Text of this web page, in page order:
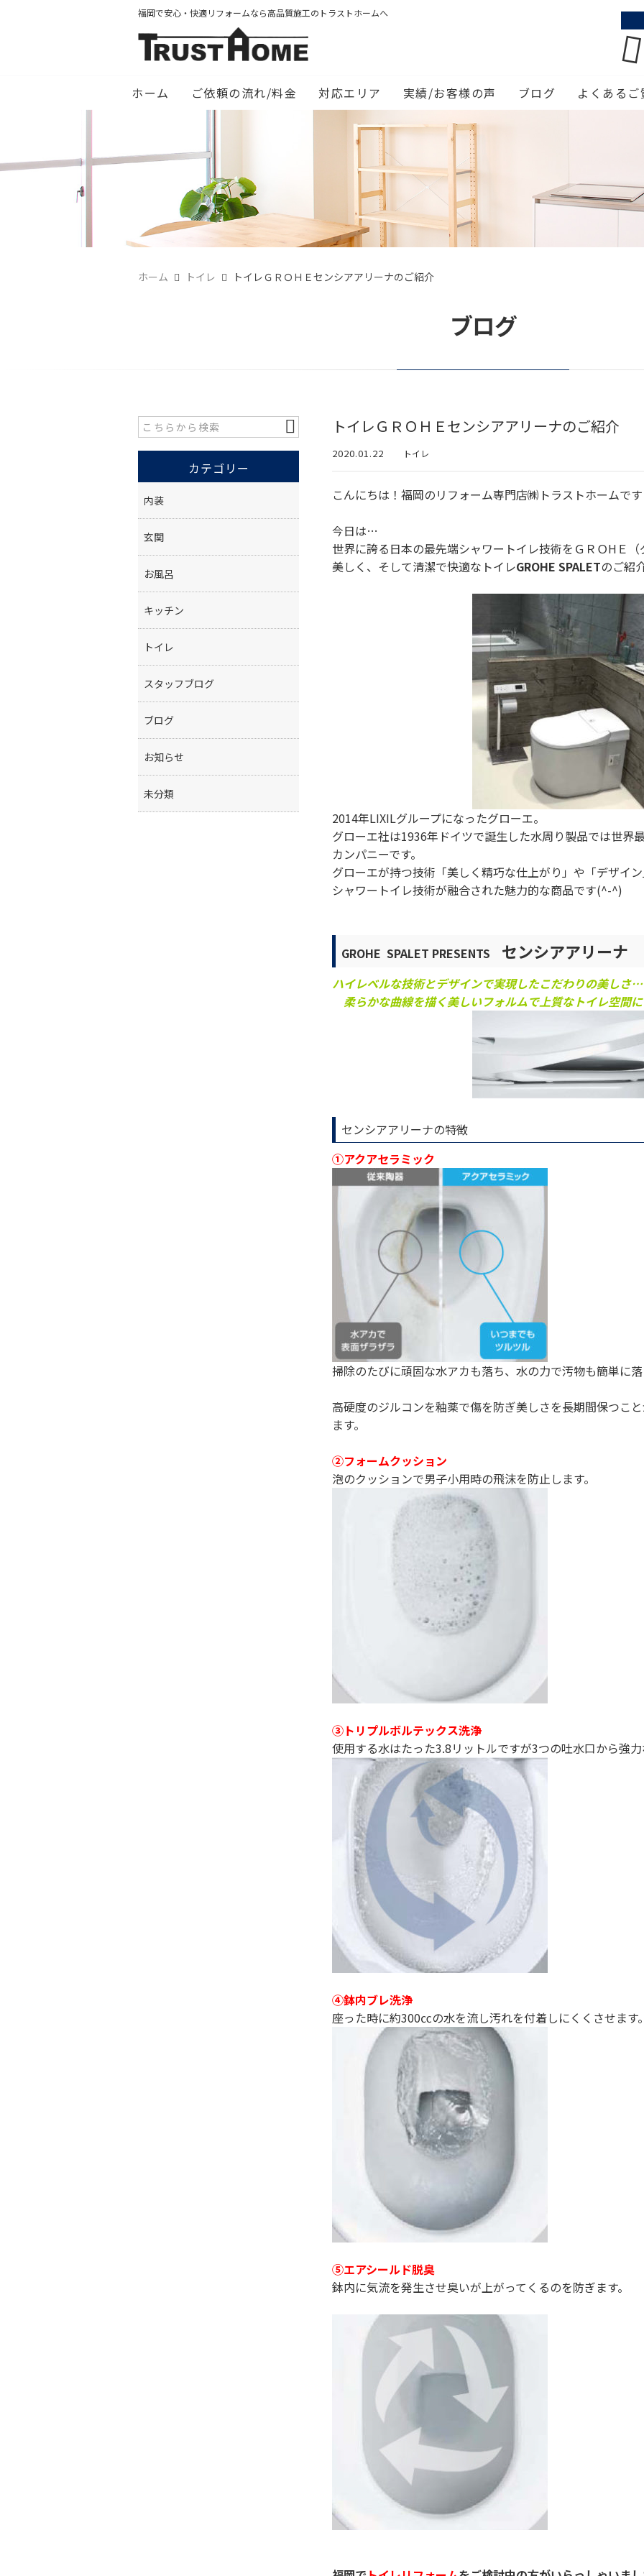
福岡で安心・快適リフォームなら高品質施工のトラストホームへ
ホーム ご依頼の流れ/料金 対応エリア 実績/お客様の声 ブログ よくあるご
ホーム トイレ トイレＧＲＯＨＥセンシアアリーナのご紹介
ブログ
トイレＧＲＯＨＥセンシアアリーナのご紹介
2020.01.22 トイレ
こんにちは！福岡のリフォーム専門店㈱トラストホームで
今日は…
世界に誇る日本の最先端シャワートイレ技術をＧＲＯHＥ
美しく、そして清潔で快適なトイレGROHE SPALETのご紹
2014年LIXILグループになったグローエ。
グローエ社は1936年ドイツで誕生した水周り製品では世界
カンパニーです。
グローエが持つ技術「美しく精巧な仕上がり」や「デザイ
シャワートイレ技術が融合された魅力的な商品です(^-^)
GROHE SPALET PRESENTS センシアアリーナ
ハイレベルな技術とデザインで実現したこだわりの美しさ…
柔らかな曲線を描く美しいフォルムで上質なトイレ空間
センシアアリーナの特徴
①アクアセラミック
掃除のたびに頑固な水アカも落ち、水の力で汚物も簡単に
高硬度のジルコンを釉薬で傷を防ぎ美しさを長期間保つこ
ます。
②フォームクッション
泡のクッションで男子小用時の飛沫を防止します。
③トリプルボルテックス洗浄
使用する水はたった3.8リットルですが3つの吐水口から強
④鉢内ブレ洗浄
座った時に約300㏄の水を流し汚れを付着しにくくさせます
⑤エアシールド脱臭
鉢内に気流を発生させ臭いが上がってくるのを防ぎます。
カテゴリー
内装
玄関
お風呂
キッチン
トイレ
スタッフブログ
ブログ
お知らせ
未分類